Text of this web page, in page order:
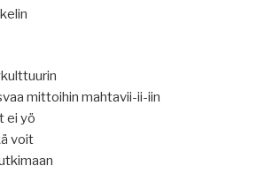
mittoihin mahtavii-ii-iin
ei yö
voit